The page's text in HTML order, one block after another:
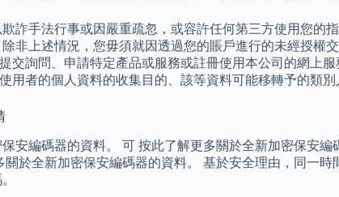
詐手法行事或因嚴重疏忽，或容許任何第三方使用您的
非上述情況，您毋須就因透過您的賬戶進行的未經授
交詢問、申請特定產品或服務或註冊使用本公司的網上
用者的個人資料的收集目的、該等資料可能移轉予的類
安編碼器的資料。 可 按此了解更多關於全新加密保安
於全新加密保安編碼器的資料。 基於安全理由，同一